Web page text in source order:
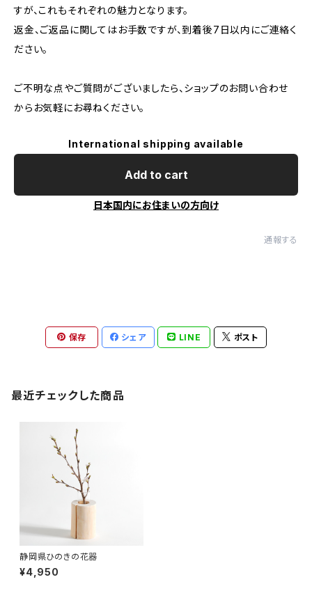
すが、これもそれぞれの魅力となります。
返金、ご返品に関してはお手数ですが、到着後7日以内にご連絡く
ださい。
ご不明な点やご質問がございましたら、ショップのお問い合わせ
からお気軽にお尋ねください。
International shipping available
Add to cart
日本国内にお住まいの方向け
通報する
保存 シェア LINE ポスト
最近チェックした商品
静岡県ひのきの花器
¥4,950